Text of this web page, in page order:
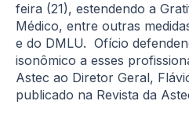
feira (21), estendendo a
Médico, entre outras
e do DMLU. Ofício
isonômico a esses
Astec ao Diretor Geral,
publicado na Revista da